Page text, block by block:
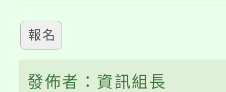
報名
發佈者：資訊組長